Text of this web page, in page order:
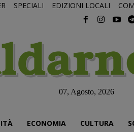
SPECIALI EDIZIONI LOCALI
07, Agosto, 2026
ECONOMIA CULTURA